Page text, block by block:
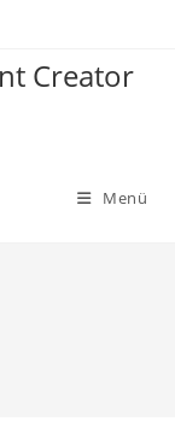
Creator
Menü